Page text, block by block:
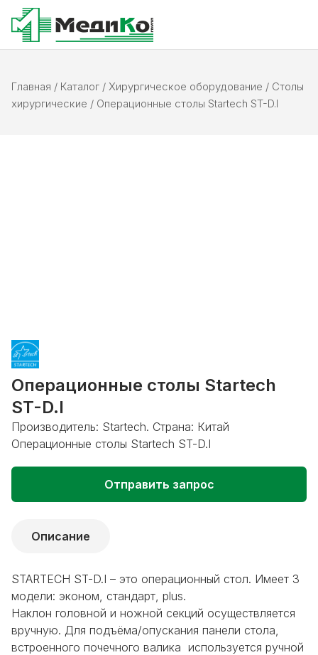
Главная / Каталог / Хирургическое оборудование / Столы
хирургические / Операционные столы Startech ST-D.I
Операционные столы Startech
ST-D.I
Производитель: Startech. Страна: Китай
Операционные столы Startech ST-D.I
Отправить запрос
Описание
STARTECH ST-D.I – это операционный стол. Имеет 3
модели: эконом, стандарт, plus.
Наклон головной и ножной секций осуществляется
вручную. Для подъёма/опускания панели стола,
встроенного почечного валика используется ручной